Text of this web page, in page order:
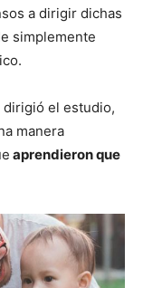
a dirigir dichas
simplemente
el estudio,
manera
aprendieron que